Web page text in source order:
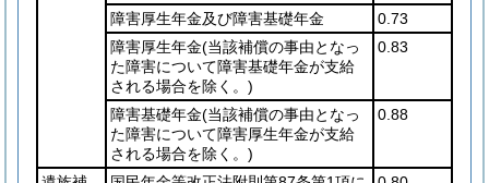
障害厚生年金及び障害基礎年金
0.73
障害厚生年金(当該補償の事由となっ
た障害について障害基礎年金が支給
される場合を除く。)
0.83
障害基礎年金(当該補償の事由となっ
た障害について障害厚生年金が支給
される場合を除く。)
0.88